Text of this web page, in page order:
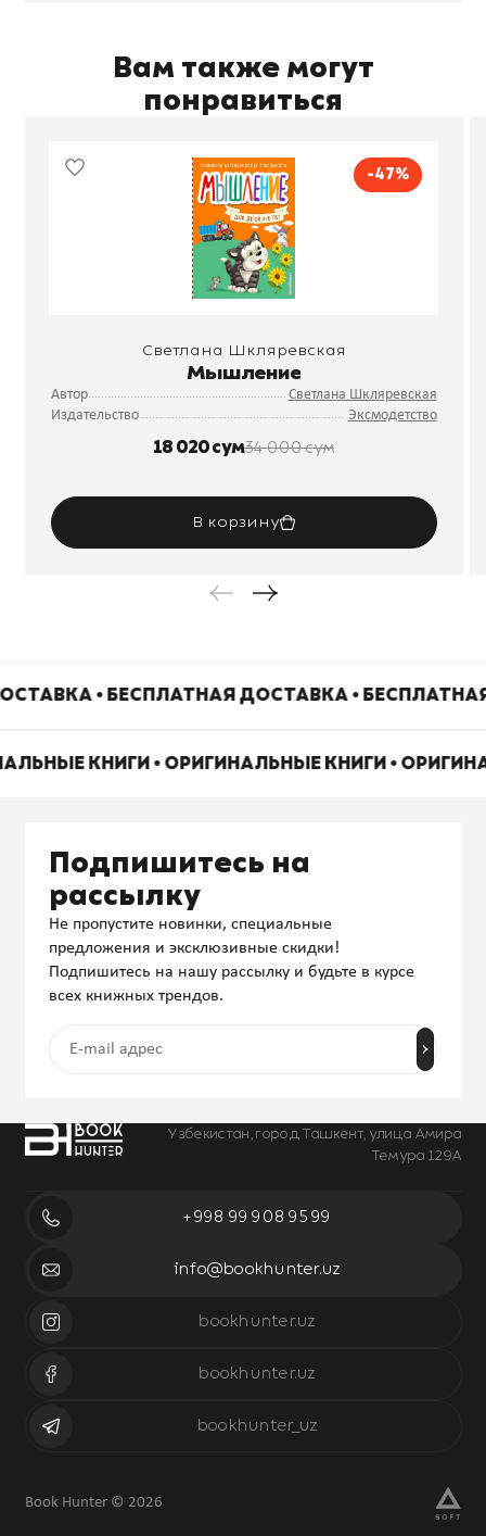
Вам также могут
понравиться
-47%
Светлана Шкляревская
Мышление
Автор
Светлана Шкляревская
Издательство
Эксмодетство
18 020 сум34 000 сум
В корзину
• БЕСПЛАТНАЯ ДОСТАВКА •
КНИГИ • ОРИГИНАЛЬНЫЕ КНИГИ •
Узбекистан, город Ташкент, улица Амира
Темура 129А
+998 99 908 95 99
info@bookhunter.uz
bookhunter.uz
bookhunter.uz
bookhunter_uz
Подпишитесь на
рассылку
Не пропустите новинки, специальные
предложения и эксклюзивные скидки!
Подпишитесь на нашу рассылку и будьте в курсе
всех книжных трендов.
Book Hunter © 2026